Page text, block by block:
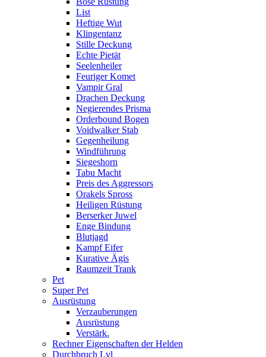
List
Heftige Wut
Klingentanz
Stille Deckung
Echte Pietät
Seelenheiler
Feuriger Komet
Vampir Gral
Drachen Deckung
Negierendes Prisma
Orderbound Bogen
Voidwalker Stab
Gegenheilung
Windführung
Siegeshorn
Tabu Macht
Preis des Aggressors
Orakels Spross
Heiligen Rüstung
Berserker Juwel
Enge Bindung
Blutjagd
Kampf Eifer
Kurative Ägis
Raumzeit Trank
Pet
Super Pet
Ausrüstung
Verzauberungen
Ausrüstung
Verstärk.
Rechner Eigenschaften der Helden
Durchbruch Lvl